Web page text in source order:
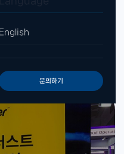
English
문의하기
워크플로우 설계”